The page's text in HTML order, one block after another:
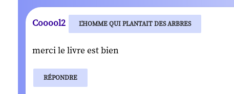
Cooool2 L'HOMME QUI PLANTAIT DES ARBRES
merci le livre est bien
RÉPONDRE